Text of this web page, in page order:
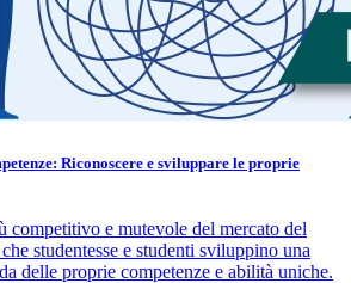
Riconoscere e sviluppare le proprie
competitivo e mutevole del mercato del
studentesse e studenti sviluppino una
delle proprie competenze e abilità uniche.